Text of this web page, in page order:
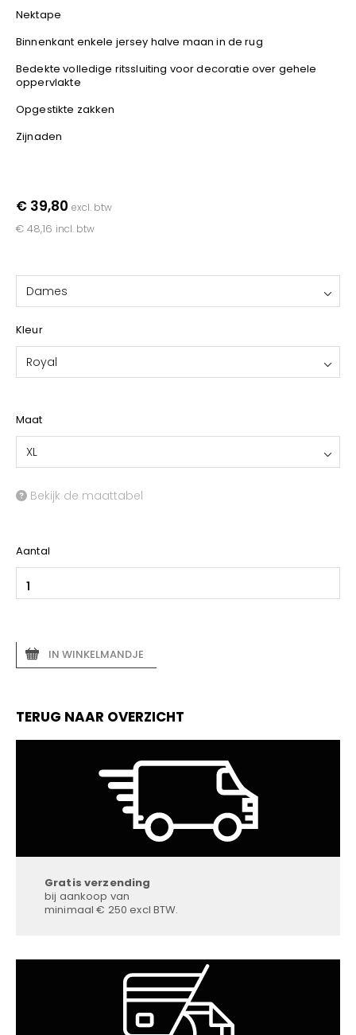
Nektape
Binnenkant enkele jersey halve maan in de rug
Bedekte volledige ritssluiting voor decoratie over gehele
oppervlakte
Opgestikte zakken
Zijnaden
€ 39,80 excl. btw
€ 48,16 incl. btw
Dames
Kleur
Royal
Maat
XL
Bekijk de maattabel
Aantal
IN WINKELMANDJE
TERUG NAAR OVERZICHT
Gratis verzending
bij aankoop van
minimaal € 250 excl BTW.